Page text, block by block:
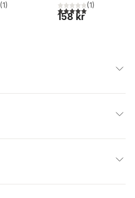
stjärnor. Totalt antal röster:
(1)
5,0utav 5 stjärnor.
(1)
158 kr